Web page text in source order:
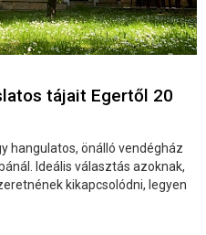
tájait Egertől 20
hangulatos, önálló vendégház
Ideális választás azoknak,
kikapcsolódni, legyen